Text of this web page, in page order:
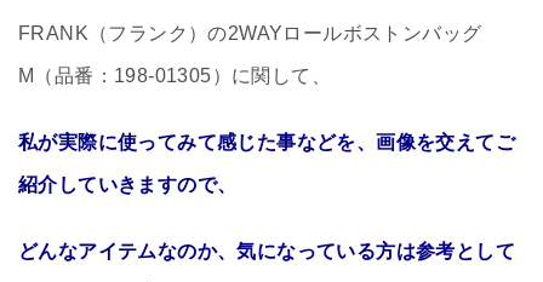
FRANK（フランク）の2WAYロールボストンバッグ
M（品番：198-01305）に関して、
私が実際に使ってみて感じた事などを、画像を交えてご
紹介していきますので、
どんなアイテムなのか、気になっている方は参考として